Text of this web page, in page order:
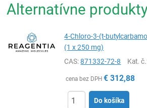
Alternatívne
4-Chloro-3-(t-
(1 x 250 mg)
CAS:871332-72-8 Kat. č.
cena bez DPH € 312,88
Do košíka